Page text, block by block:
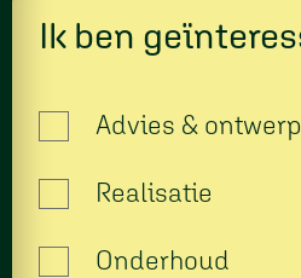
Ik ben
Advies & ontwerp
Realisatie
Onderhoud